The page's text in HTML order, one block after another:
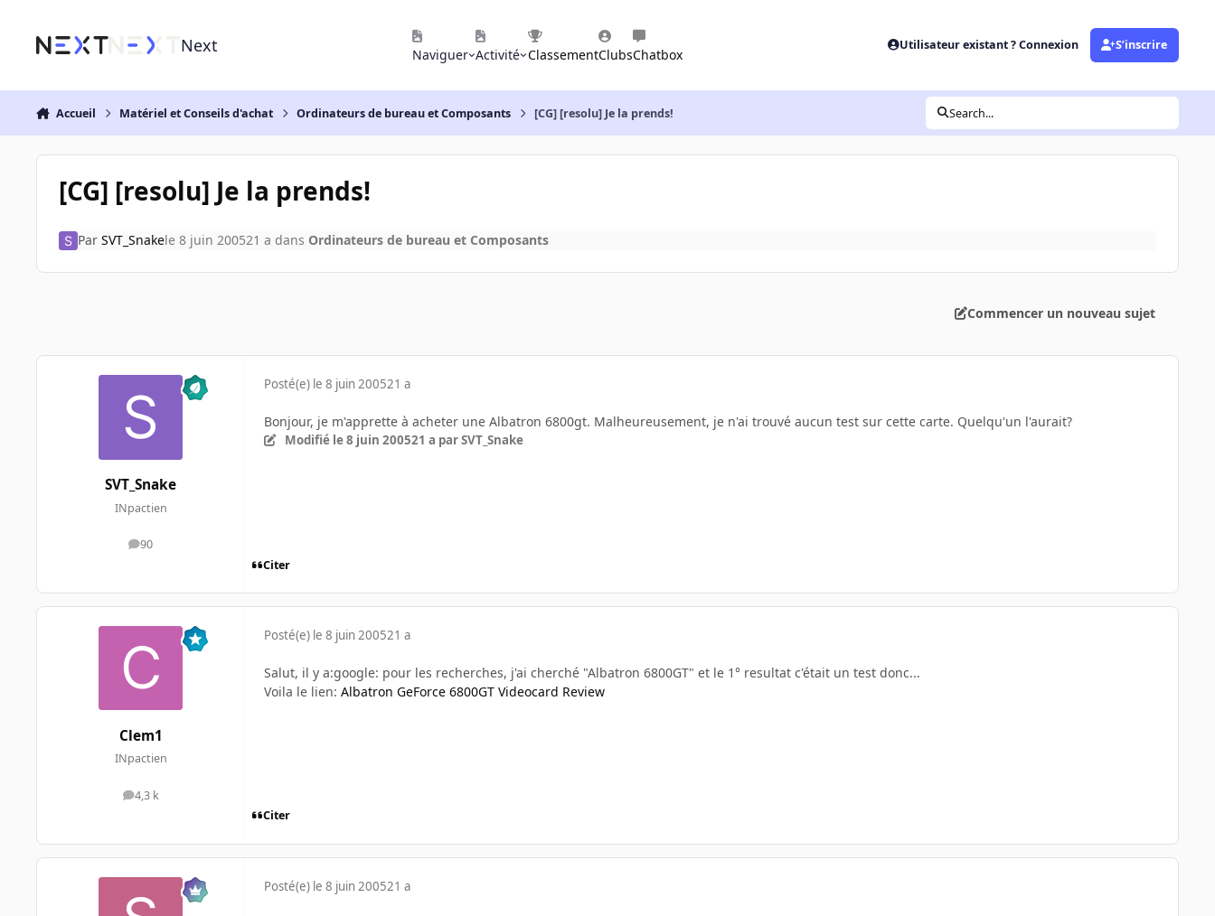
Next Naviguer Activité ClassementClubsChatbox
Utilisateur existant ? Connexion S’inscrire
Accueil Matériel et Conseils d'achat Ordinateurs de bureau et Composants [CG] [resolu] Je la prends! Search...
[CG] [resolu] Je la prends!
Par SVT_Snakele 8 juin 200521 a dans Ordinateurs de bureau et Composants
Commencer un nouveau sujet
SVT_Snake
INpactien
90
messages
Posté(e) le 8 juin 200521 a
Bonjour, je m'apprette à acheter une Albatron 6800gt. Malheureusement, je n'ai trouvé aucun test sur cette carte. Quelqu'un l'aurait?
Modifié le 8 juin 200521 a par SVT_Snake
Citer
Clem1
INpactien
4,3 k
messages
Posté(e) le 8 juin 200521 a
Salut, il y a:google: pour les recherches, j'ai cherché "Albatron 6800GT" et le 1° resultat c'était un test donc...
Voila le lien: Albatron GeForce 6800GT Videocard Review
Citer
Posté(e) le 8 juin 200521 a